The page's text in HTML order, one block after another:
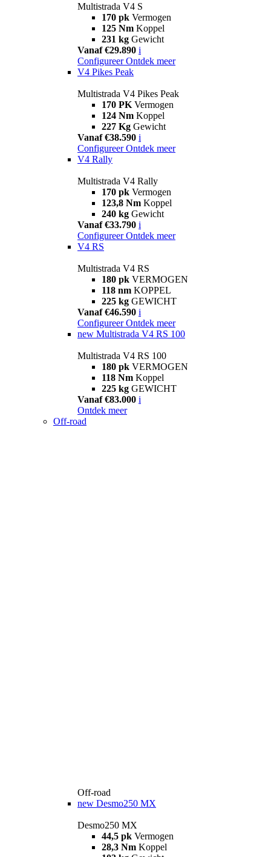
Multistrada V4 S
170 pk Vermogen
125 Nm Koppel
231 kg Gewicht
Vanaf €29.890 i
Configureer Ontdek meer
V4 Pikes Peak
Multistrada V4 Pikes Peak
170 PK Vermogen
124 Nm Koppel
227 Kg Gewicht
Vanaf €38.590 i
Configureer Ontdek meer
V4 Rally
Multistrada V4 Rally
170 pk Vermogen
123,8 Nm Koppel
240 kg Gewicht
Vanaf €33.790 i
Configureer Ontdek meer
V4 RS
Multistrada V4 RS
180 pk VERMOGEN
118 nm KOPPEL
225 kg GEWICHT
Vanaf €46.590 i
Configureer Ontdek meer
new Multistrada V4 RS 100
Multistrada V4 RS 100
180 pk VERMOGEN
118 Nm Koppel
225 kg GEWICHT
Vanaf €83.000 i
Ontdek meer
Off-road
Off-road
new Desmo250 MX
Desmo250 MX
44,5 pk Vermogen
28,3 Nm Koppel